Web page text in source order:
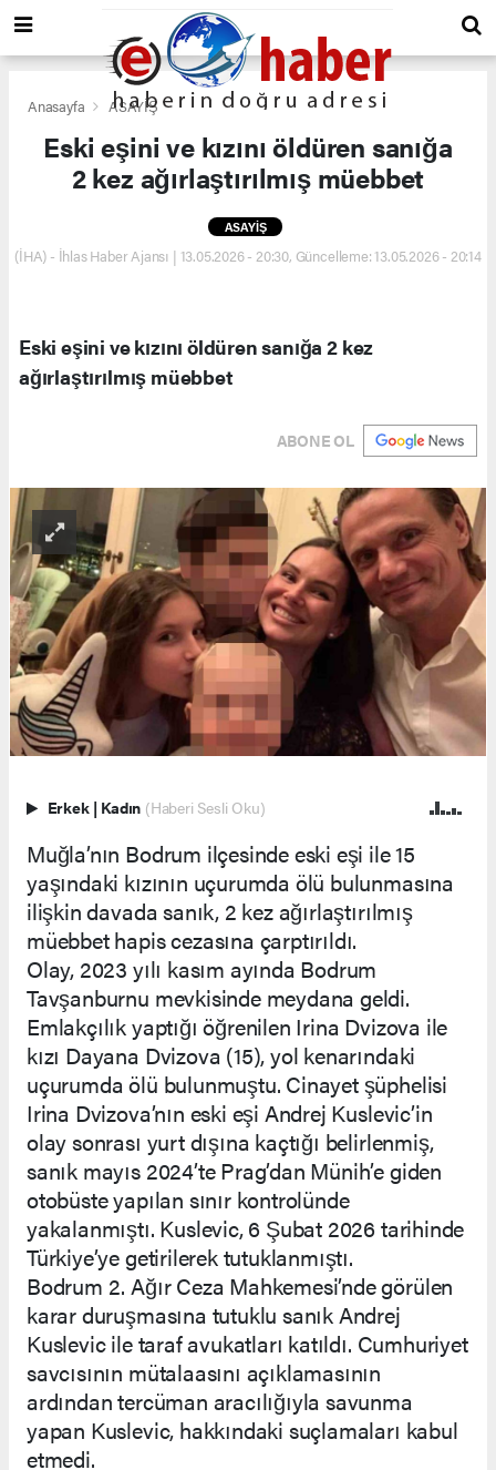
Anasayfa ASAYİŞ
Eski eşini ve kızını öldüren sanığa
2 kez ağırlaştırılmış müebbet
ASAYİŞ
(İHA) - İhlas Haber Ajansı | 13.05.2026 - 20:30, Güncelleme: 13.05.2026 - 20:14
Eski eşini ve kızını öldüren sanığa 2 kez
ağırlaştırılmış müebbet
ABONE OL
Erkek | Kadın (Haberi Sesli Oku)
Muğla’nın Bodrum ilçesinde eski eşi ile 15
yaşındaki kızının uçurumda ölü bulunmasına
ilişkin davada sanık, 2 kez ağırlaştırılmış
müebbet hapis cezasına çarptırıldı.
Olay, 2023 yılı kasım ayında Bodrum
Tavşanburnu mevkisinde meydana geldi.
Emlakçılık yaptığı öğrenilen Irina Dvizova ile
kızı Dayana Dvizova (15), yol kenarındaki
uçurumda ölü bulunmuştu. Cinayet şüphelisi
Irina Dvizova’nın eski eşi Andrej Kuslevic’in
olay sonrası yurt dışına kaçtığı belirlenmiş,
sanık mayıs 2024’te Prag’dan Münih’e giden
otobüste yapılan sınır kontrolünde
yakalanmıştı. Kuslevic, 6 Şubat 2026 tarihinde
Türkiye’ye getirilerek tutuklanmıştı.
Bodrum 2. Ağır Ceza Mahkemesi’nde görülen
karar duruşmasına tutuklu sanık Andrej
Kuslevic ile taraf avukatları katıldı. Cumhuriyet
savcısının mütalaasını açıklamasının
ardından tercüman aracılığıyla savunma
yapan Kuslevic, hakkındaki suçlamaları kabul
etmedi.